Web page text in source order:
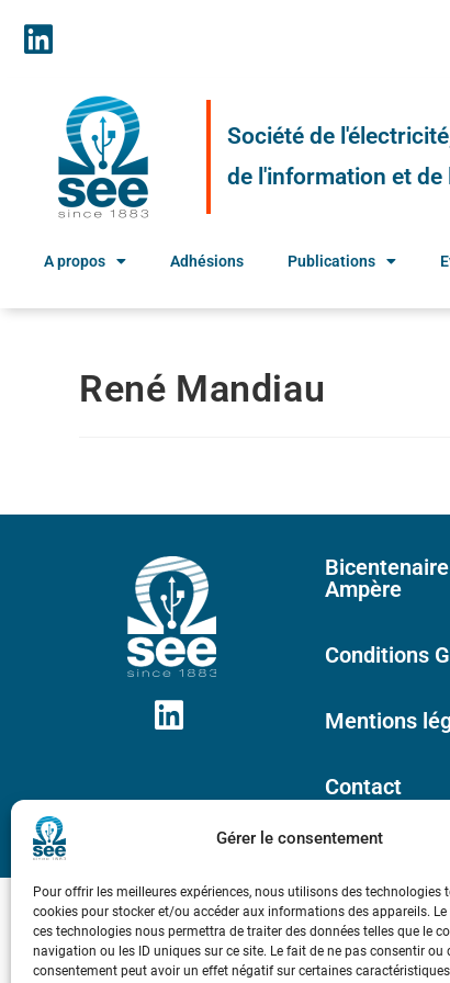
Gérer le consentement
Pour offrir les meilleures expériences, nous utilisons des technologies
cookies pour stocker et/ou accéder aux informations des appareils.
ces technologies nous permettra de traiter des données telles que le
navigation ou les ID uniques sur ce site. Le fait de ne pas consentir ou
consentement peut avoir un effet négatif sur certaines
Société de
de l'information et
A propos Adhésions Publications
René Mandiau
Ampère
Conditions
Mentions
Contact